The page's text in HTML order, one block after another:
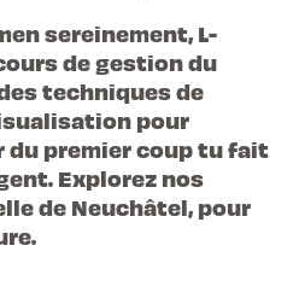
sereinement, L-
de gestion du
techniques de
pour
du premier coup tu fait
Explorez nos
de Neuchâtel, pour